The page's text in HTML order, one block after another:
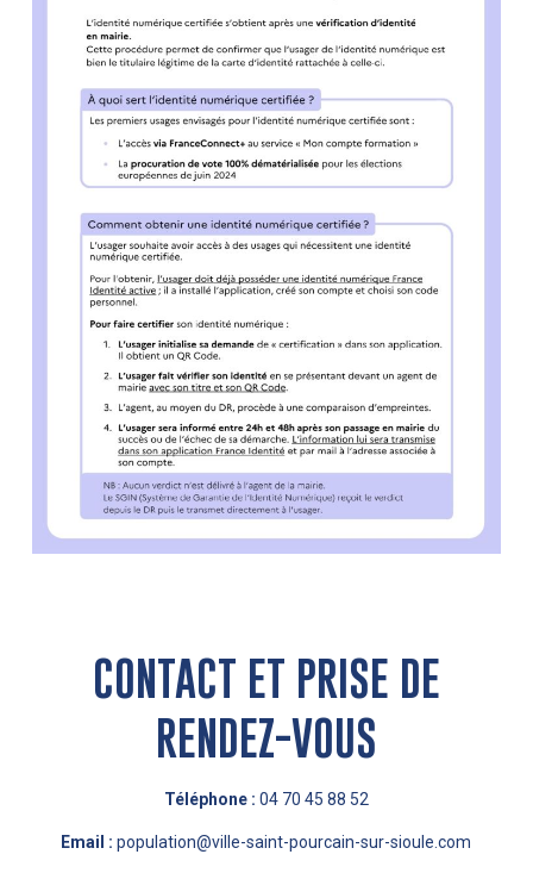
CONTACT ET PRISE DE
RENDEZ-VOUS
Téléphone : 04 70 45 88 52
Email : population@ville-saint-pourcain-sur-sioule.com